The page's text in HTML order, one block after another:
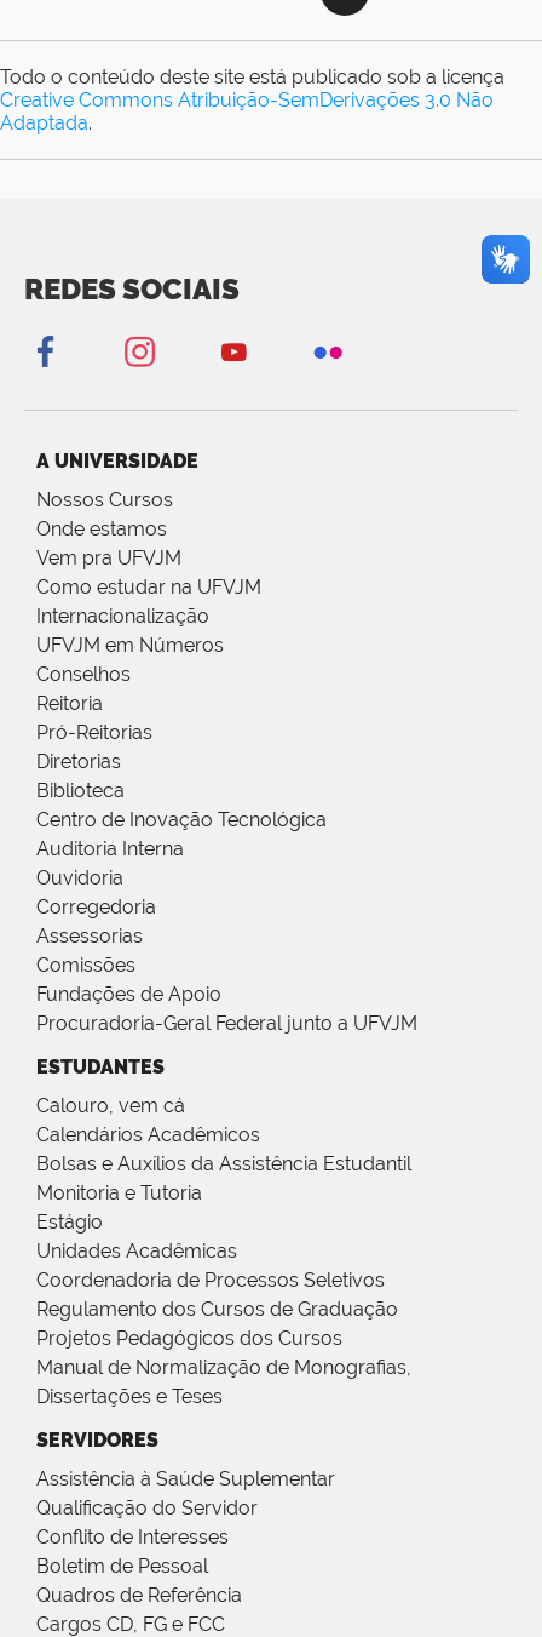
Todo o conteúdo deste site está publicado sob a licença
Creative Commons Atribuição-SemDerivações 3.0 Não
Adaptada.
REDES SOCIAIS
A UNIVERSIDADE
Nossos Cursos
Onde estamos
Vem pra UFVJM
Como estudar na UFVJM
Internacionalização
UFVJM em Números
Conselhos
Reitoria
Pró-Reitorias
Diretorias
Biblioteca
Centro de Inovação Tecnológica
Auditoria Interna
Ouvidoria
Corregedoria
Assessorias
Comissões
Fundações de Apoio
Procuradoria-Geral Federal junto a UFVJM
ESTUDANTES
Calouro, vem cá
Calendários Acadêmicos
Bolsas e Auxílios da Assistência Estudantil
Monitoria e Tutoria
Estágio
Unidades Acadêmicas
Coordenadoria de Processos Seletivos
Regulamento dos Cursos de Graduação
Projetos Pedagógicos dos Cursos
Manual de Normalização de Monografias,
Dissertações e Teses
SERVIDORES
Assistência à Saúde Suplementar
Qualificação do Servidor
Conflito de Interesses
Boletim de Pessoal
Quadros de Referência
Cargos CD, FG e FCC